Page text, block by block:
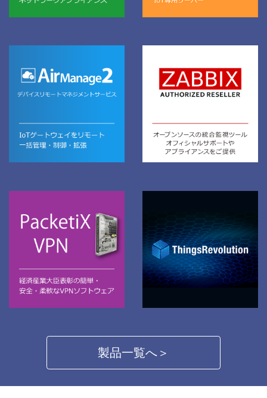
製品一覧へ＞